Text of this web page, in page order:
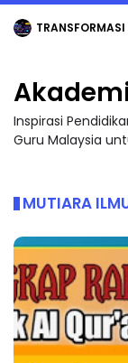
MAJLIS ANUGERAH FFK
Inspirasi
Guru Malaysia
MUTIARA